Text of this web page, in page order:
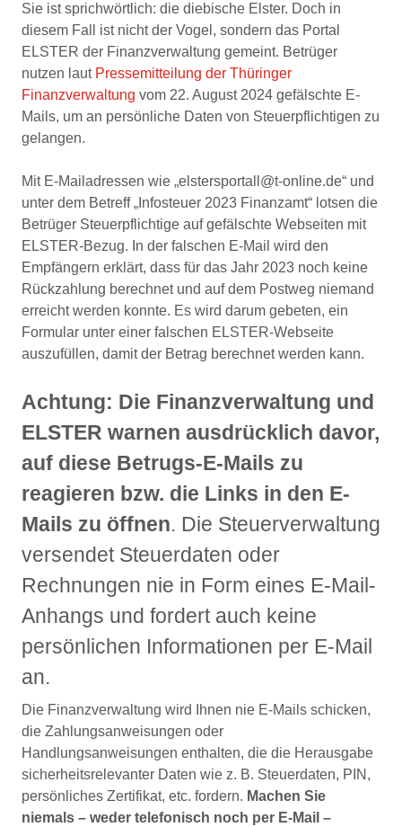
Sie ist sprichwörtlich: die diebische Elster. Doch in
diesem Fall ist nicht der Vogel, sondern das Portal
ELSTER der Finanzverwaltung gemeint. Betrüger
nutzen laut Pressemitteilung der Thüringer
Finanzverwaltung vom 22. August 2024 gefälschte E-
Mails, um an persönliche Daten von Steuerpflichtigen zu
gelangen.
Mit E-Mailadressen wie „elstersportall@t-online.de“ und
unter dem Betreff „Infosteuer 2023 Finanzamt“ lotsen die
Betrüger Steuerpflichtige auf gefälschte Webseiten mit
ELSTER-Bezug. In der falschen E-Mail wird den
Empfängern erklärt, dass für das Jahr 2023 noch keine
Rückzahlung berechnet und auf dem Postweg niemand
erreicht werden konnte. Es wird darum gebeten, ein
Formular unter einer falschen ELSTER-Webseite
auszufüllen, damit der Betrag berechnet werden kann.
Achtung: Die Finanzverwaltung und
ELSTER warnen ausdrücklich davor,
auf diese Betrugs-E-Mails zu
reagieren bzw. die Links in den E-
Mails zu öffnen. Die Steuerverwaltung
versendet Steuerdaten oder
Rechnungen nie in Form eines E-Mail-
Anhangs und fordert auch keine
persönlichen Informationen per E-Mail
an.
Die Finanzverwaltung wird Ihnen nie E-Mails schicken,
die Zahlungsanweisungen oder
Handlungsanweisungen enthalten, die die Herausgabe
sicherheitsrelevanter Daten wie z. B. Steuerdaten, PIN,
persönliches Zertifikat, etc. fordern. Machen Sie
niemals – weder telefonisch noch per E-Mail –